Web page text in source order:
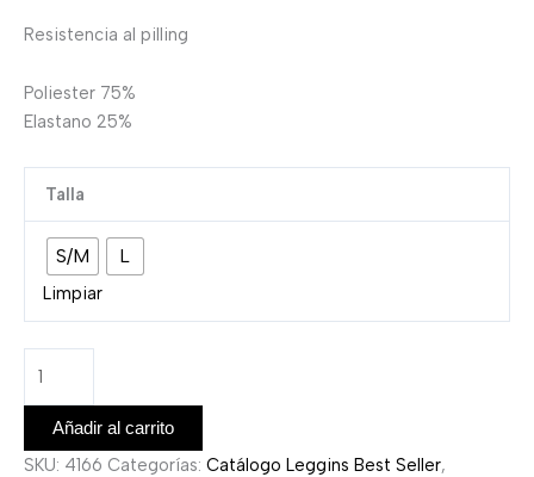
Resistencia al pilling
Poliester 75%
Elastano 25%
Talla
S/M L
Limpiar
Añadir al carrito
SKU: 4166 Categorías: Catálogo Leggins Best Seller,